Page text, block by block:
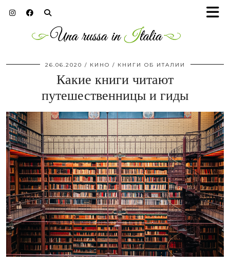
26.06.2020 КИНО / КНИГИ ОБ ИТАЛИИ
Какие книги читают
путешественницы и гиды